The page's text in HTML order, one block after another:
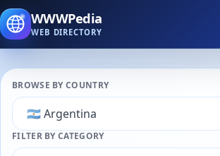
WWWPedia
WEB DIRECTORY
BROWSE BY COUNTRY
FILTER BY CATEGORY